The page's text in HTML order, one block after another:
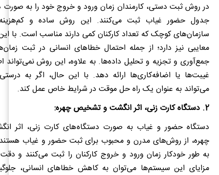
در روش ثبت دستی، کارمندان زمان ورود و خروج خود را به صورت
جدول حضور غیاب ثبت می‌کنند. این روش ساده و
سازمان‌های کوچک که تعداد کارکنان کمی دارند مناسب است. با
معایبی نیز دارد؛ از جمله احتمال خطاهای انسانی در ثبت
جمع‌آوری و تجزیه و تحلیل داده‌ها. به علاوه، این روش نمی‌تواند
غیبت‌ها یا اضافه‌کاری‌ها ارائه دهد. با این حال، اگر به
می‌تواند به عنوان یک راه حل موقت در شرایط خاص عمل کند.
2. دستگاه کارت زنی، اثر انگشت و تشخیص چهره:
دستگاه حضور و غیاب به صورت دستگاه‌های کارت زنی، اثر
چهره، از روش‌های مدرن و محبوب برای ثبت حضور و غیاب
به طور خودکار زمان ورود و خروج کارکنان را ثبت می‌کنند و دقت
مزایای این سیستم‌ها می‌توان به کاهش خطاهای انسانی،